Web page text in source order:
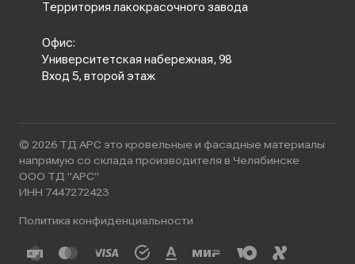
Территория лакокрасочного завода
Офис:
Университетская набережная, 98
Вход 5, второй этаж
© 2026 ТД АРС это кровельные и фасадные материалы
напрямую со склада производителя в Челябинске
ООО ТД "АРС"
ИНН 7447272423
Политика конфиденциальности